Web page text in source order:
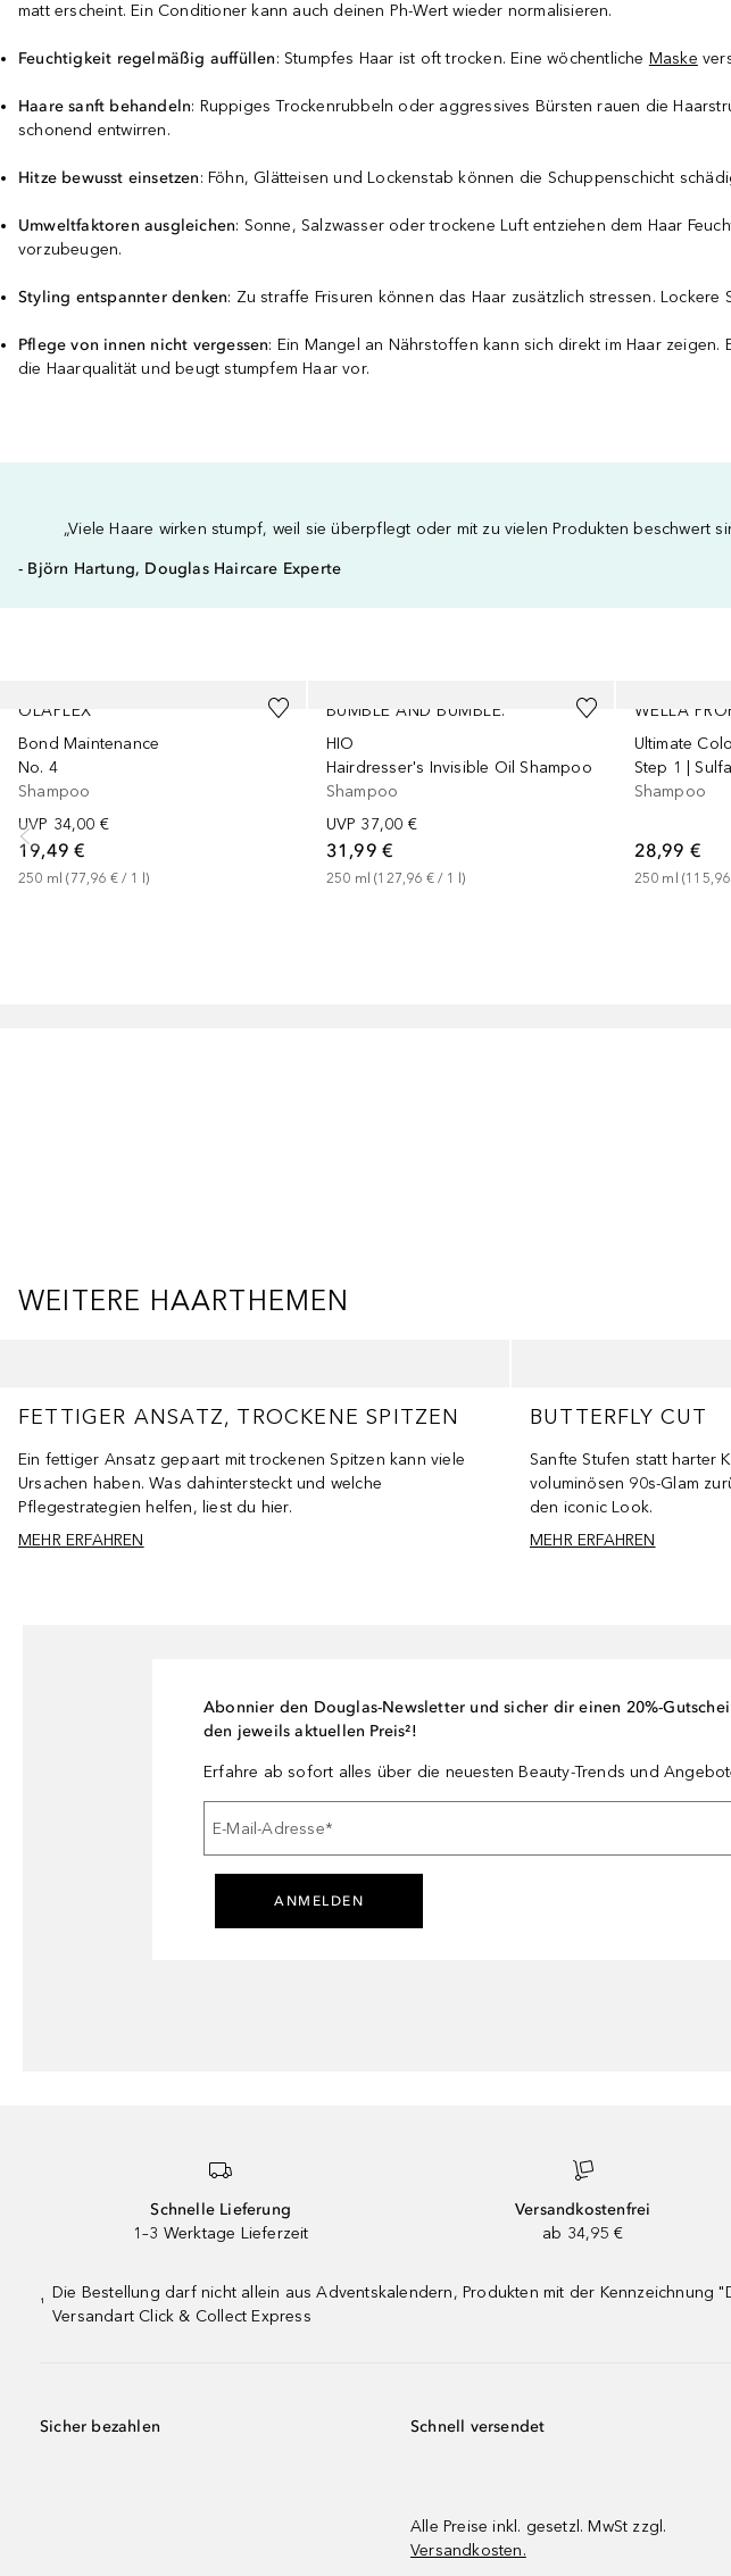
matt erscheint. Ein Conditioner kann auch deinen Ph-Wert wieder normalisieren.
Feuchtigkeit regelmäßig auffüllen: Stumpfes Haar ist oft trocken. Eine wöchentliche Maske
Haare sanft behandeln: Ruppiges Trockenrubbeln oder aggressives Bürsten rauen die
schonend entwirren.
Hitze bewusst einsetzen: Föhn, Glätteisen und Lockenstab können die Schuppenschicht
Umweltfaktoren ausgleichen: Sonne, Salzwasser oder trockene Luft entziehen dem Haar
vorzubeugen.
Styling entspannter denken: Zu straffe Frisuren können das Haar zusätzlich stressen.
Pflege von innen nicht vergessen: Ein Mangel an Nährstoffen kann sich direkt im Haar
die Haarqualität und beugt stumpfem Haar vor.
„Viele Haare wirken stumpf, weil sie überpflegt oder mit zu vielen Produkten beschwert
- Björn Hartung, Douglas Haircare Experte
OLAPLEX
Bond Maintenance
No. 4
Shampoo
UVP 34,00 €
19,49 €
250 ml (77,96 € / 1 l)
BUMBLE AND BUMBLE.
HIO
Hairdresser's Invisible Oil Shampoo
Shampoo
UVP 37,00 €
31,99 €
250 ml (127,96 € / 1 l)
WELLA
Ultimate
Step 1 |
Shampoo
28,99 €
250 ml (115,96
WEITERE HAARTHEMEN
FETTIGER ANSATZ, TROCKENE SPITZEN
Ein fettiger Ansatz gepaart mit trockenen Spitzen kann viele
Ursachen haben. Was dahintersteckt und welche
Pflegestrategien helfen, liest du hier.
MEHR ERFAHREN
BUTTERFLY CUT
Sanfte Stufen statt harter
voluminösen 90s-Glam
den iconic Look.
MEHR ERFAHREN
Abonnier den Douglas-Newsletter und sicher dir einen 20%-
den jeweils aktuellen Preis²!
Erfahre ab sofort alles über die neuesten Beauty-Trends und
E-Mail-Adresse*
ANMELDEN
Schnelle Lieferung
1–3 Werktage Lieferzeit
Versandkostenfrei
ab 34,95 €
¹
Die Bestellung darf nicht allein aus Adventskalendern, Produkten mit der
Versandart Click & Collect Express
Sicher bezahlen Schnell versendet
Alle Preise inkl. gesetzl. MwSt zzgl.
Versandkosten.